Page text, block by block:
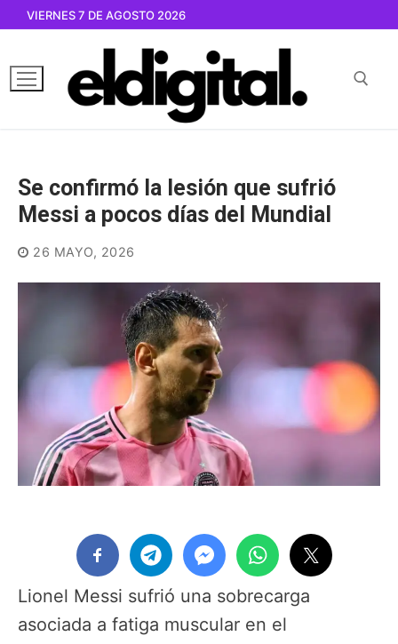
contenido
VIERNES 7 DE AGOSTO 2026
Se confirmó la lesión que sufrió
Messi a pocos días del Mundial
26 MAYO, 2026
Lionel Messi sufrió una sobrecarga
asociada a fatiga muscular en el